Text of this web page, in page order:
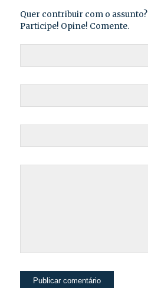
Quer contribuir com o assunto?
Participe! Opine! Comente.